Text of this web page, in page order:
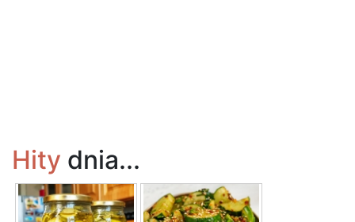
Hity dnia...